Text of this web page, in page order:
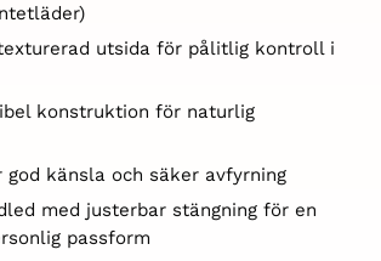
utsida för pålitlig kontroll i
konstruktion för naturlig
känsla och säker avfyrning
med justerbar stängning för en
passform